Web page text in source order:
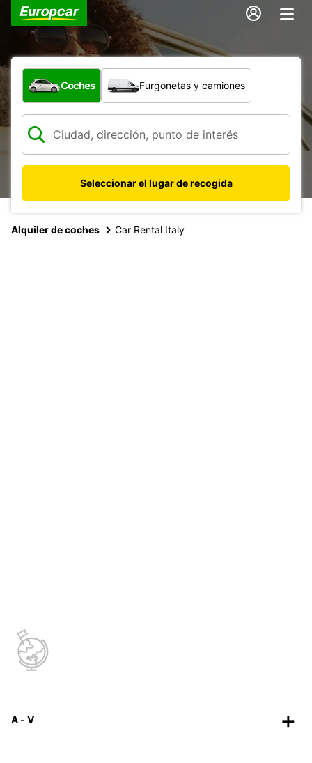
¿Qué tipo de vehículo?
Coches Furgonetas y camiones
Seleccionar el lugar de recogida
Alquiler de coches Car Rental Italy
A - V